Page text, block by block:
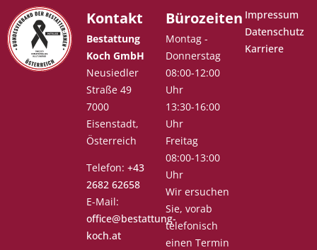
Kontakt
Bestattung
Koch GmbH
Neusiedler
Straße 49
7000
Eisenstadt,
Österreich
Telefon: +43
2682 62658
E-Mail:
office@bestattung-
koch.at
Bürozeiten
Montag -
Donnerstag
08:00-12:00
Uhr
13:30-16:00
Uhr
Freitag
08:00-13:00
Uhr
Wir ersuchen
Sie, vorab
telefonisch
einen Termin
Impressum
Datenschutz
Karriere